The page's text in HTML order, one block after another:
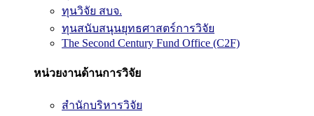
ทุนวิจัย สบจ.
ทุนสนับสนุนยุทธศาสตร์การวิจัย
The Second Century Fund Office (C2F)
หน่วยงานด้านการวิจัย
สำนักบริหารวิจัย